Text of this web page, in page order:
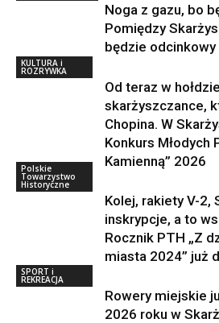
Noga z gazu, bo
Pomiędzy
będzie
KULTURA i
ROZRYWKA
Od teraz w
skarżyszczance,
Chopina. W
Konkurs Młodych
Kamienną” 2026
Polskie
Towarzystwo
Historyczne
Kolej, rakiety V-2,
inskrypcje, a to
Rocznik PTH „Z
miasta 2024” już
SPORT i
REKREACJA
Rowery miejskie
2026 roku w